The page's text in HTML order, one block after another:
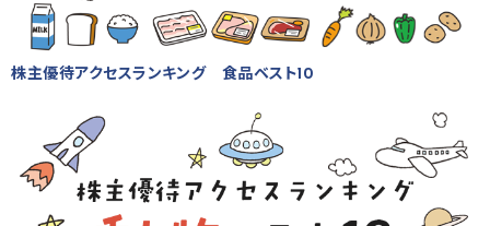
株主優待アクセスランキング 食品ベスト10